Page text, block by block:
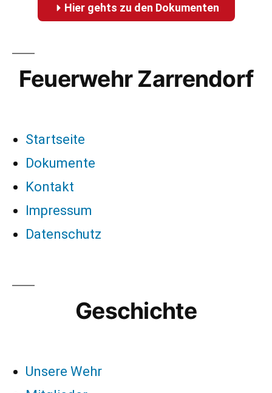
Hier gehts zu den Dokumenten
Feuerwehr Zarrendorf
Startseite
Dokumente
Kontakt
Impressum
Datenschutz
Geschichte
Unsere Wehr